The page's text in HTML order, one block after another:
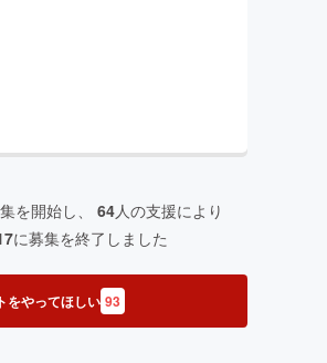
を開始し、 64人の支援により
に募集を終了しました
をやってほしい 93